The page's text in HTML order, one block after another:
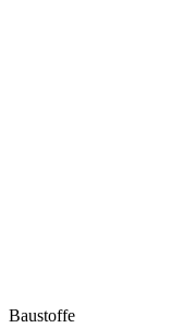
Baustoffe